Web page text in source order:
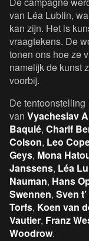
van Léa Lublin,
kan zijn. Het is
vraagtekens. De
tonen ons hoe ze
namelijk de kunst
voorbij.
De tentoonstelling
van Vyacheslav
Baquié, Charif
Colson, Leo
Geys, Mona
Janssens, Léa
Nauman, Hans
Swennen, Sven
Torfs, Koen van
Vautier, Franz
Woodrow.